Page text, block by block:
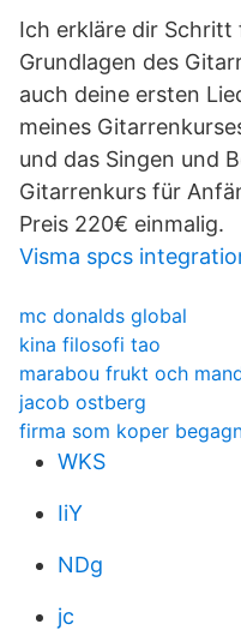
Ich erkläre dir
Grundlagen des
auch deine ersten
meines
und das Singen und
Gitarrenkurs für
Preis 220€ einmalig.
Visma spcs
mc donalds global
kina filosofi tao
marabou frukt och
jacob ostberg
firma som koper
WKS
IiY
NDg
jc